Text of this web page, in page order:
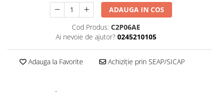
ADAUGA IN COS
Cod Produs: C2P06AE
Ai nevoie de ajutor? 0245210105
Adauga la Favorite Achiziție prin SEAP/SICAP